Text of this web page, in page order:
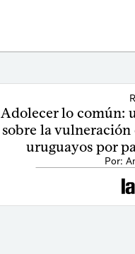
Adolecer lo común:
sobre la vulneración
uruguayos por
Por: